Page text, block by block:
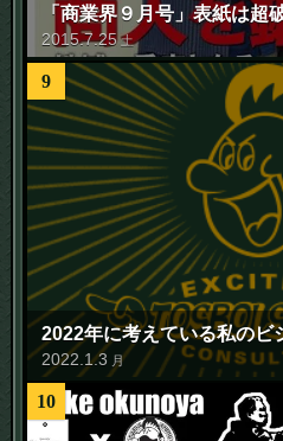
「商業界９月号」表紙は超
2015.7.25 土
9
2022年に考えている私のビ
2022 1.3 月
10